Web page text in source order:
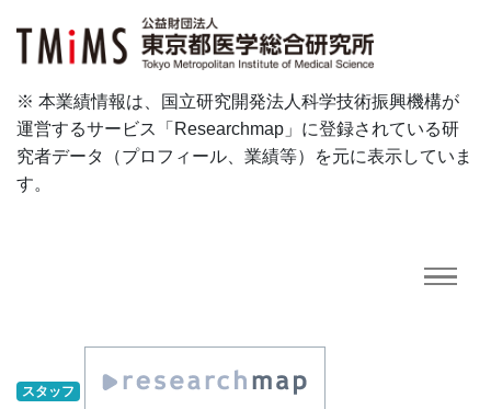
※ 本業績情報は、国立研究開発法人科学技術振興機構が
運営するサービス「Researchmap」に登録されている研
究者データ（プロフィール、業績等）を元に表示していま
す。
スタッフ